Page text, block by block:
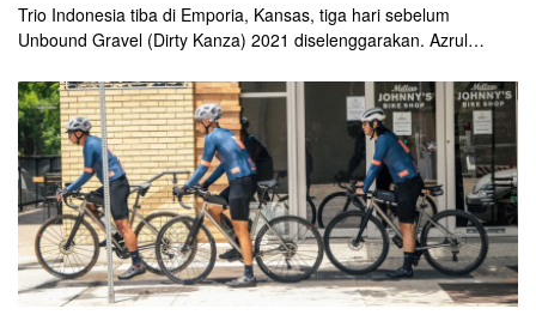
Trio Indonesia tiba di Emporia, Kansas, tiga hari sebelum
Unbound Gravel (Dirty Kanza) 2021 diselenggarakan. Azrul
dua shakedown ride resmi, mencicipi sedikit rute event yang
berlangsung 5 Juni itu.